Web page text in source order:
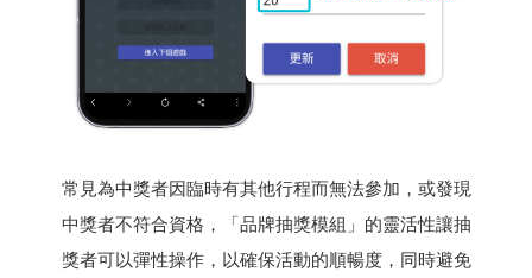
常見為中獎者因臨時有其他行程而無法參加，或發現
中獎者不符合資格，「品牌抽獎模組」的靈活性讓抽
獎者可以彈性操作，以確保活動的順暢度，同時避免